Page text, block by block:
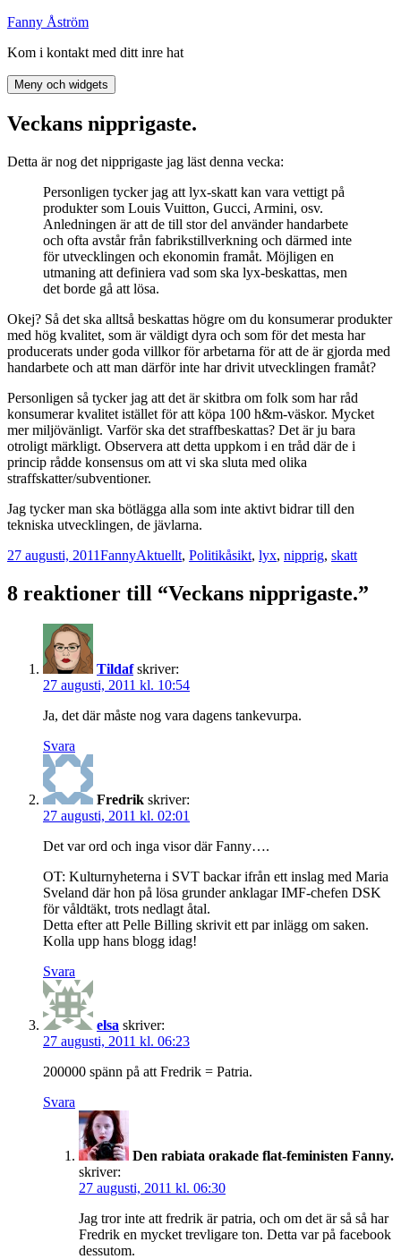
Hoppa
innehåll
Fanny Åström
Kom i kontakt med ditt inre hat
Meny och widgets
Veckans nipprigaste.
Detta är nog det nipprigaste jag läst denna vecka:
Personligen tycker jag att lyx-skatt kan vara vettigt på
produkter som Louis Vuitton, Gucci, Armini, osv.
Anledningen är att de till stor del använder handarbete
och ofta avstår från fabrikstillverkning och därmed inte
för utvecklingen och ekonomin framåt. Möjligen en
utmaning att definiera vad som ska lyx-beskattas, men
det borde gå att lösa.
Okej? Så det ska alltså beskattas högre om du konsumerar produkter
med hög kvalitet, som är väldigt dyra och som för det mesta har
producerats under goda villkor för arbetarna för att de är gjorda med
handarbete och att man därför inte har drivit utvecklingen framåt?
Personligen så tycker jag att det är skitbra om folk som har råd
konsumerar kvalitet istället för att köpa 100 h&m-väskor. Mycket
mer miljövänligt. Varför ska det straffbeskattas? Det är ju bara
otroligt märkligt. Observera att detta uppkom i en tråd där de i
princip rådde konsensus om att vi ska sluta med olika
straffskatter/subventioner.
Jag tycker man ska bötlägga alla som inte aktivt bidrar till den
tekniska utvecklingen, de jävlarna.
Postat
27 augusti, 2011Författare
FannyKategorier
Aktuellt, PolitikTaggar
åsikt, lyx, nipprig, skatt
8 reaktioner till “Veckans nipprigaste.”
Tildaf skriver:
27 augusti, 2011 kl. 10:54
Ja, det där måste nog vara dagens tankevurpa.
Svara
Fredrik skriver:
27 augusti, 2011 kl. 02:01
Det var ord och inga visor där Fanny….
OT: Kulturnyheterna i SVT backar ifrån ett inslag med Maria
Sveland där hon på lösa grunder anklagar IMF-chefen DSK
för våldtäkt, trots nedlagt åtal.
Detta efter att Pelle Billing skrivit ett par inlägg om saken.
Kolla upp hans blogg idag!
Svara
elsa skriver:
27 augusti, 2011 kl. 06:23
200000 spänn på att Fredrik = Patria.
Svara
Den rabiata orakade flat-feministen Fanny.
skriver:
27 augusti, 2011 kl. 06:30
Jag tror inte att fredrik är patria, och om det är så så har
Fredrik en mycket trevligare ton. Detta var på facebook
dessutom.